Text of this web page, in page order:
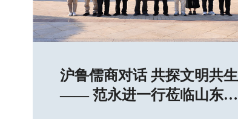
沪鲁儒商对话 共探文明共生
—— 范永进一行莅临山东华